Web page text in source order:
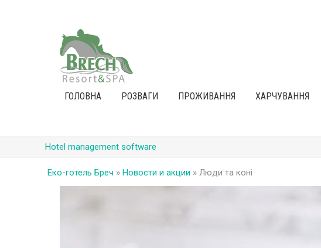
ГОЛОВНА РОЗВАГИ ПРОЖИВАННЯ ХАРЧУВАННЯ
Hotel management software
Еко-готель Бреч » Новости и акции » Люди та коні